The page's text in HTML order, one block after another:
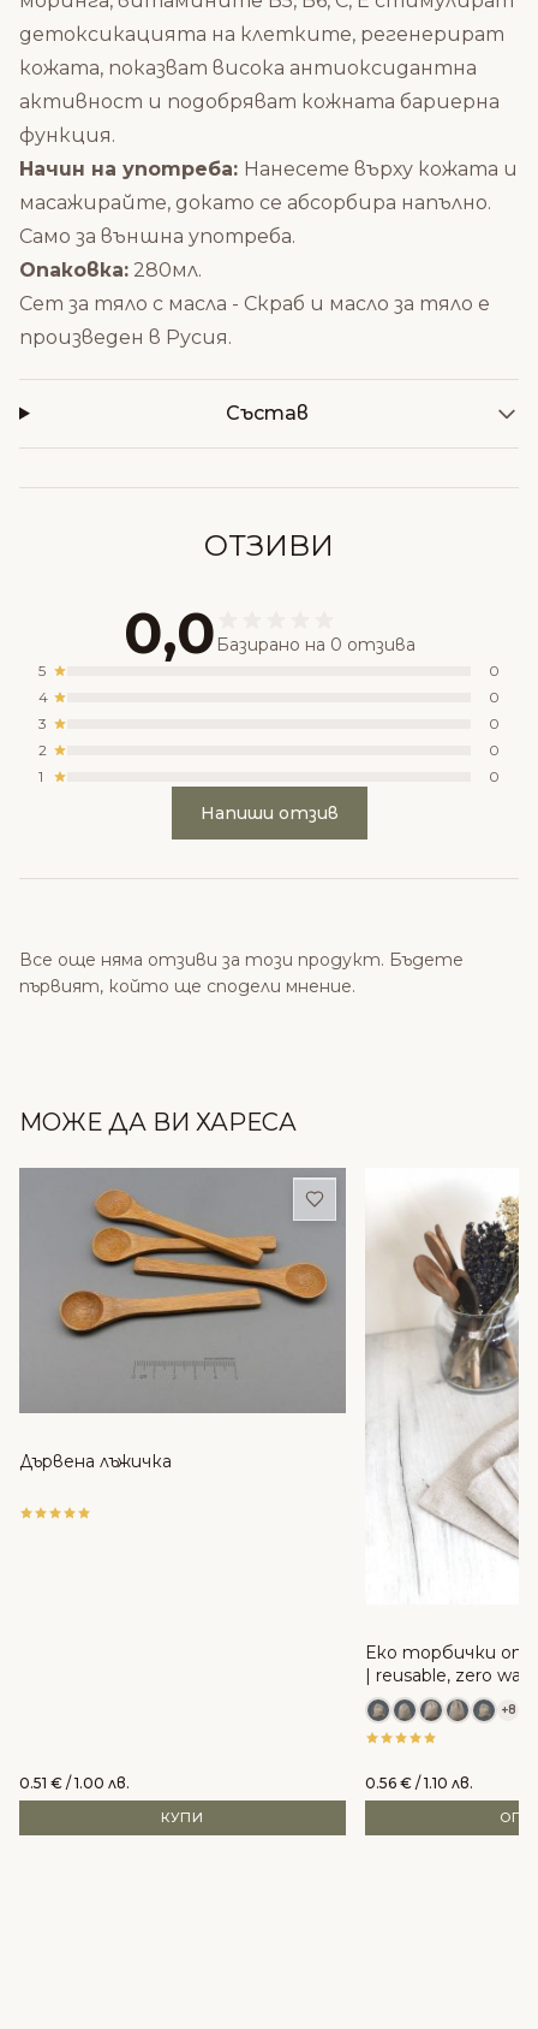
детоксикацията на клетките, регенерират
кожата, показват висока антиоксидантна
активност и подобряват кожната бариерна
функция.
Начин на употреба: Нанесете върху кожата и
масажирайте, докато се абсорбира напълно.
Само за външна употреба.
Опаковка: 280мл.
Сет за тяло с масла - Скраб и масло за тяло е
произведен в Русия.
Състав
ОТЗИВИ
0,0 Базирано на 0 отзива
5
0
4
0
3
0
2
0
1
0
Напиши отзив
Все още няма отзиви за този продукт. Бъдете
първият, който ще сподели мнение.
МОЖЕ ДА ВИ ХАРЕСА
Добави в любими
Дървена лъжичка
0.51 € / 1.00 лв.
КУПИ
Еко торбички от
| reusable, zero
+8
0.56 € / 1.10 лв.